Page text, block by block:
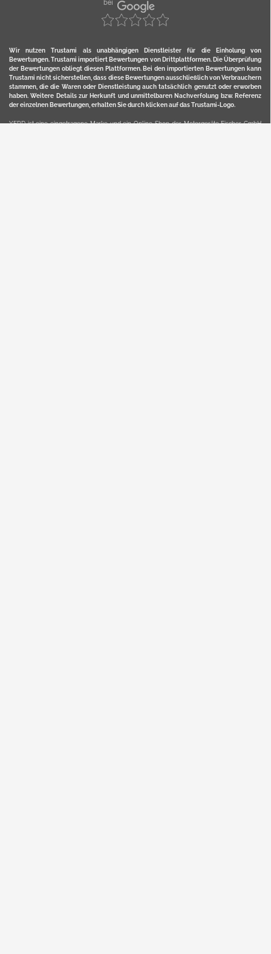
Wir nutzen Trustami als unabhängigen Dienstleister für die Einholung von
Bewertungen. Trustami importiert Bewertungen von Drittplattformen. Die Überprüfung
der Bewertungen obliegt diesen Plattformen. Bei den importierten Bewertungen kann
Trustami nicht sicherstellen, dass diese Bewertungen ausschließlich von Verbrauchern
stammen, die die Waren oder Dienstleistung auch tatsächlich genutzt oder erworben
haben. Weitere Details zur Herkunft und unmittelbaren Nachverfolung bzw. Referenz
der einzelnen Bewertungen, erhalten Sie durch klicken auf das Trustami-Logo.
YERD ist eine eingetragene Marke und ein Online-Shop der Motorgeräte Fischer GmbH